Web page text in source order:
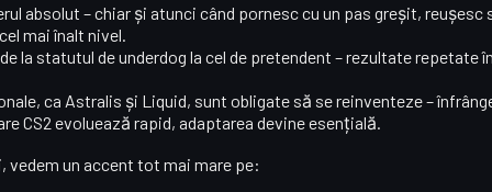
absolut – chiar și atunci când pornesc cu un pas greșit,
mai înalt nivel.
la statutul de underdog la cel de pretendent – rezultate repetate
ca Astralis și Liquid, sunt obligate să se reinventeze–
CS2 evoluează rapid, adaptarea devine esențială.
, vedem un accent tot mai mare pe: